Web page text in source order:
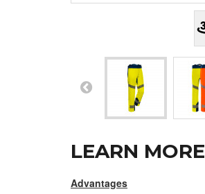
LEARN MORE
Advantages